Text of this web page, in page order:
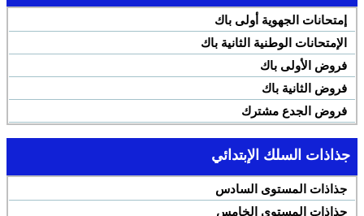
إمتحانات الجهوية أولى باك
الإمتحانات الوطنية الثانية باك
فروض الأولى باك
فروض الثانية باك
فروض الجدع مشترك
جذاذات السلك الإبتدائي
جذاذات المستوى السادس
جذاذات المستوى الخامس